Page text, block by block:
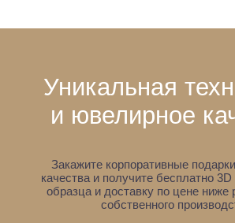
Уникальная
и ювелирное
Закажите корпоративные
качества и получите бесплатно
образца и доставку по цене ниже
собственного